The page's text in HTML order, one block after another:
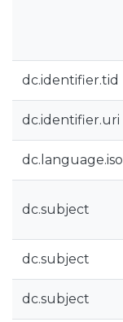
dc.identifier.tid
dc.identifier.uri
dc.language.iso
dc.subject
dc.subject
dc.subject